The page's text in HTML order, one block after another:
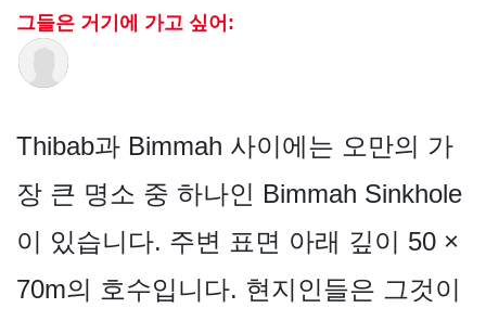
그들은 거기에 가고 싶어:
Thibab과 Bimmah 사이에는 오만의 가
장 큰 명소 중 하나인 Bimmah Sinkhole
이 있습니다. 주변 표면 아래 깊이 50 ×
70m의 호수입니다. 현지인들은 그것이